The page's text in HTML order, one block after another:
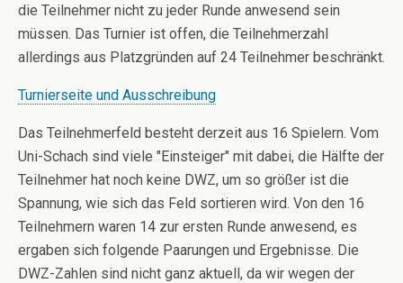
die Teilnehmer nicht zu jeder Runde anwesend sein
müssen. Das Turnier ist offen, die Teilnehmerzahl
allerdings aus Platzgründen auf 24 Teilnehmer beschränkt.
Turnierseite und Ausschreibung
Das Teilnehmerfeld besteht derzeit aus 16 Spielern. Vom
Uni-Schach sind viele "Einsteiger" mit dabei, die Hälfte der
Teilnehmer hat noch keine DWZ, um so größer ist die
Spannung, wie sich das Feld sortieren wird. Von den 16
Teilnehmern waren 14 zur ersten Runde anwesend, es
ergaben sich folgende Paarungen und Ergebnisse. Die
DWZ-Zahlen sind nicht ganz aktuell, da wir wegen der